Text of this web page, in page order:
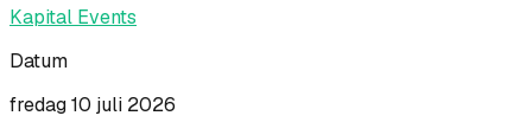
Kapital Events
Datum
fredag 10 juli 2026